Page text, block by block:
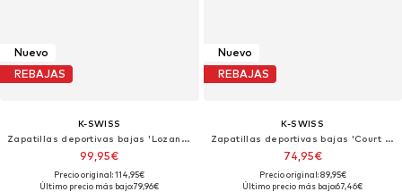
Nuevo
REBAJAS
K-SWISS
Zapatillas deportivas bajas 'Lozan Klub LTH'
99,95€
Precio original: 114,95€
Último precio más bajo:79,96€
Nuevo
REBAJAS
K-SWISS
Zapatillas deportivas bajas 'Court Shield II'
74,95€
Precio original: 89,95€
Último precio más bajo:67,46€